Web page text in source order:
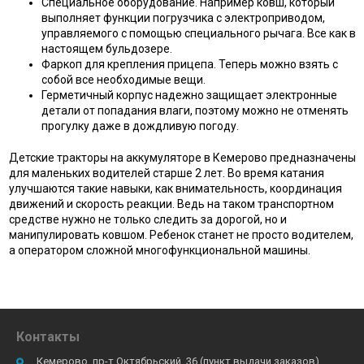
выполняет функции погрузчика с электроприводом,
управляемого с помощью специального рычага. Все как в
настоящем бульдозере.
Фаркоп для крепления прицепа. Теперь можно взять с
собой все необходимые вещи.
Герметичный корпус надежно защищает электронные
детали от попадания влаги, поэтому можно не отменять
прогулку даже в дождливую погоду.
Детские тракторы на аккумуляторе в Кемерово предназначены
для маленьких водителей старше 2 лет. Во время катания
улучшаются такие навыки, как внимательность, координация
движений и скорость реакции. Ведь на таком транспортном
средстве нужно не только следить за дорогой, но и
манипулировать ковшом. Ребенок станет не просто водителем,
а оператором сложной многофункциональной машины.
Контакты
Кемерово, пр-т Октябрьский, 36 (пункт выдачи заказов)